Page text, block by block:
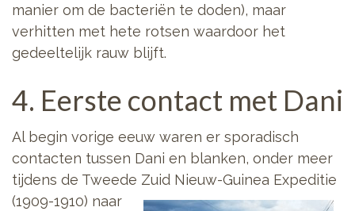
manier om de bacteriën te doden), maar
verhitten met hete rotsen waardoor het
gedeeltelijk rauw blijft.
4. Eerste contact met Dani
Al begin vorige eeuw waren er sporadisch
contacten tussen Dani en blanken, onder meer
tijdens de Tweede Zuid Nieuw-Guinea Expeditie
(1909-1910) naar